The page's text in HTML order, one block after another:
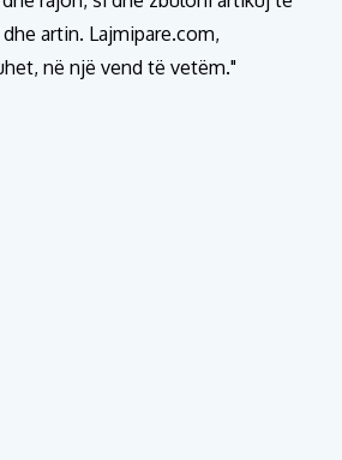
artin. Lajmipare.com,
në një vend të vetëm."